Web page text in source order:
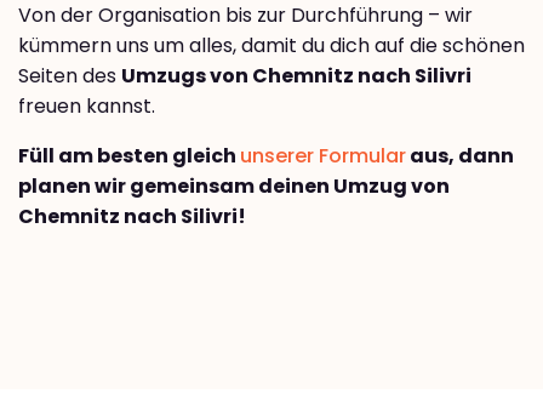
Von der Organisation bis zur Durchführung – wir
kümmern uns um alles, damit du dich auf die schönen
Seiten des Umzugs von Chemnitz nach Silivri
freuen kannst.
Füll am besten gleich unserer Formularaus, dann
planen wir gemeinsam deinen Umzug von
Chemnitz nach Silivri!